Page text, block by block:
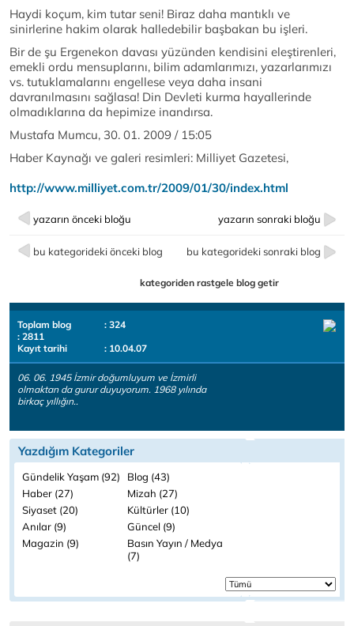
Haydi koçum, kim tutar seni! Biraz daha mantıklı ve
sinirlerine hakim olarak halledebilir başbakan bu işleri.
Bir de şu Ergenekon davası yüzünden kendisini eleştirenleri,
emekli ordu mensuplarını, bilim adamlarımızı, yazarlarımızı
vs. tutuklamalarını engellese veya daha insani
davranılmasını sağlasa! Din Devleti kurma hayallerinde
olmadıklarına da hepimize inandırsa.
Mustafa Mumcu, 30. 01. 2009 / 15:05
Haber Kaynağı ve galeri resimleri: Milliyet Gazetesi,
http://www.milliyet.com.tr/2009/01/30/index.html
yazarın önceki bloğu yazarın sonraki bloğu
bu kategorideki önceki blog bu kategorideki sonraki blog
kategoriden rastgele blog getir
Toplam blog
: 324
: 2811
Kayıt tarihi
: 10.04.07
06. 06. 1945 İzmir doğumluyum ve İzmirli
olmaktan da gurur duyuyorum. 1968 yılında
birkaç yıllığın..
Yazdığım Kategoriler
Gündelik Yaşam (92)
Blog (43)
Haber (27)
Mizah (27)
Siyaset (20)
Kültürler (10)
Anılar (9)
Güncel (9)
Magazin (9)
Basın Yayın / Medya
(7)